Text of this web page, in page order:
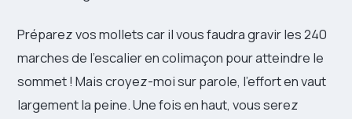
Préparez vos mollets car il vous faudra gravir les 240
marches de l’escalier en colimaçon pour atteindre le
sommet ! Mais croyez-moi sur parole, l’effort en vaut
largement la peine. Une fois en haut, vous serez